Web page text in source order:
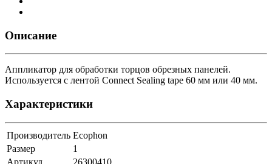
Описание
Аппликатор для обработки торцов обрезных панелей.
Используется с лентой Connect Sealing tape 60 мм или 40 мм.
Характеристики
Производитель Ecophon
Размер
1
Артикул
26300410